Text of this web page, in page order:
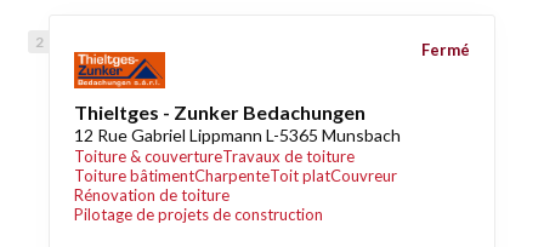
Thieltges - Zunker Bedachungen
12 Rue Gabriel Lippmann L-5365 Munsbach
Toiture & couvertureTravaux de toiture
Toiture bâtimentCharpenteToit platCouvreur
Rénovation de toiture
Pilotage de projets de construction
Fermé